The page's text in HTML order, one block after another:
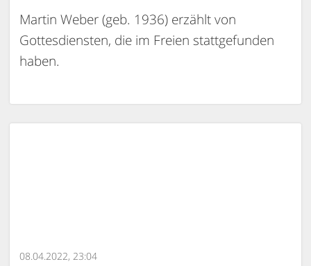
Martin Weber (geb. 1936) erzählt von
Gottesdiensten, die im Freien stattgefunden
haben.
08.04.2022, 23:04